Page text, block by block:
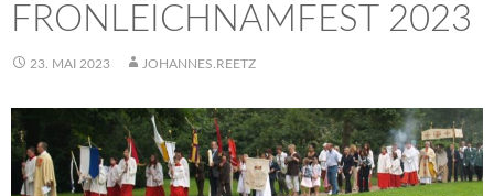
FRONLEICHNAMFEST 2023
23. MAI 2023 JOHANNES.REETZ